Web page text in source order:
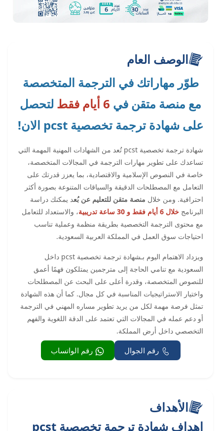
الوصف العام
طوّر مهاراتك في الترجمة المتخصصة
مع منصة متقن في
لتحصل
على شهادة ترجمة تخصصية pcst الان!
شهادة ترجمة تخصصية pcst تُعد من الشهادات المهنية المهمة التي
تساعدك على تطوير مهارات الترجمة في المجالات المتخصصة،
خاصة في النصوص الإسلامية والاقتصادية، بما يعزز قدرتك على
التعامل مع المصطلحات الدقيقة والسياقات المتنوعة بصورة أكثر
احترافية. ومن خلال منصة متقن للتعليم عن بُعد يمكنك دراسة
البرنامج خلال 6 أيام فقط و 30 ساعة تدريبية
، والاستعداد للتعامل
مع محتوى الترجمة التخصصية بطريقة منظمة وعملية تناسب
احتياجات سوق العمل في المملكة العربية السعودية.
ويزداد الاهتمام اليوم بـشهادة ترجمة تخصصية pcst داخل
السعودية مع تنامي الحاجة إلى مترجمين يمتلكون فهمًا أعمق
للنصوص المتخصصة، وقدرة أعلى على البحث عن المصطلحات
واختيار الاستراتيجيات المناسبة في كل مجال. كما أن هذه الشهادة
تمثل فرصة مهمة لكل من يريد تطوير مساره المهني في الترجمة
أو دعم عمله في المجالات التي تعتمد على الدقة اللغوية والفهم
التخصصي داخل أرض المملكة.
رقم الجوال رقم الواتساب
الأهداف
اهداف شهادة ترجمة تخصصية pcst